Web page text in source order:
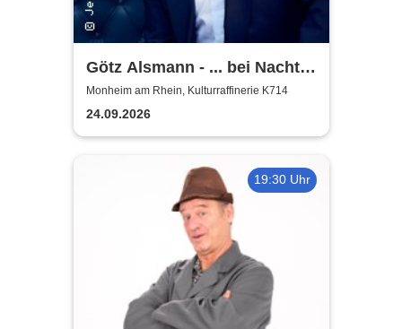
Götz Alsmann - ... bei Nacht
...
Monheim am Rhein, Kulturraffinerie K714
24.09.2026
19:30 Uhr